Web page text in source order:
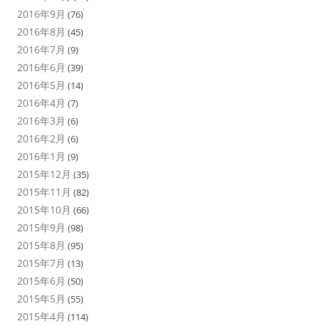
2016年9月 (76)
2016年8月 (45)
2016年7月 (9)
2016年6月 (39)
2016年5月 (14)
2016年4月 (7)
2016年3月 (6)
2016年2月 (6)
2016年1月 (9)
2015年12月 (35)
2015年11月 (82)
2015年10月 (66)
2015年9月 (98)
2015年8月 (95)
2015年7月 (13)
2015年6月 (50)
2015年5月 (55)
2015年4月 (114)